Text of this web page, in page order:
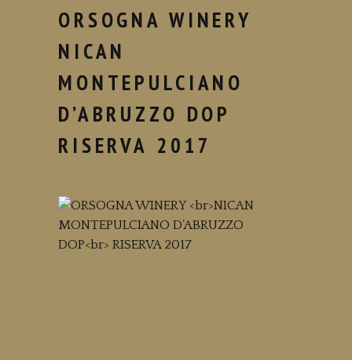
ORSOGNA WINERY
NICAN
MONTEPULCIANO
D’ABRUZZO DOP
RISERVA 2017